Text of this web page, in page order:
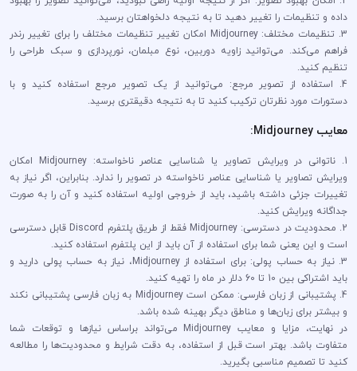
داده و تنظیمات را تغییر دهید تا به نتیجه دلخواهتان برسید.
3. تنظیمات مختلف: Midjourney امکان تغییر تنظیمات مختلف را برای تغییر رندر
فراهم می‌کند. می‌توانید زاویه دوربین، نوع مبلمان، نورپردازی و سبک طراحی را
تنظیم کنید.
4. استفاده از تصویر مرجع: می‌توانید از یک تصویر مرجع استفاده کنید و با
دستورات مورد نظرتان ترکیب کنید تا به نتیجه دقیقتری برسید.
معایب Midjourney:
1. ناتوانی در ویرایش تصاویر یا شناسایی عناصر ناخواسته: Midjourney امکان
ویرایش تصاویر یا شناسایی عناصر ناخواسته در تصویر را ندارد. بنابراین، اگر نیاز به
تغییرات جزئی داشته باشید، باید از خروجی اولیه استفاده کنید و آن را به صورت
جداگانه ویرایش کنید.
2. محدودیت در دسترسی: Midjourney فقط از طریق پلتفرم Discord قابل دسترسی
است و این یعنی شما برای استفاده از آن باید از این پلتفرم استفاده کنید.
3. نیاز به حساب پولی: برای استفاده از Midjourney، نیاز به حساب پولی دارید و
باید اشتراکی بین 10 تا 60 دلار در ماه را تهیه کنید.
4. پشتیبانی از زبان فارسی: ممکن است Midjourney به زبان فارسی پشتیبانی نکند
و بیشتر برای زبان‌ها و مناطق دیگر بهینه شده باشد.
در نهایت، مزایا و معایب Midjourney می‌تواند براساس نیازها و توقعات شما
متفاوت باشد. بهتر است قبل از استفاده، به دقت شرایط و محدودیت‌ها را مطالعه
کنید تا تصمیم مناسبی بگیرید.